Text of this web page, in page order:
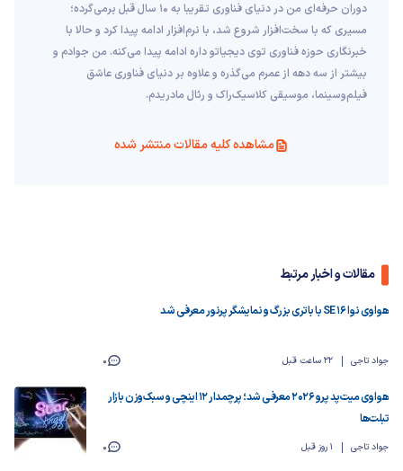
دوران حرفه‌ای من در دنیای فناوری تقریبا به ۱۰ سال قبل برمی‌گرده؛
مسیری که با سخت‌افزار شروع شد، با نرم‌افزار ادامه پیدا کرد و حالا با
خبرنگاری حوزه فناوری توی دیجیاتو داره ادامه پیدا می‌کنه. من جوادم و
بیشتر از سه دهه از عمرم می‌گذره و علاوه بر دنیای فناوری عاشق
فیلم‌و‌سینما، موسیقی کلاسیک‌راک و رئال مادریدم.
مشاهده کلیه مقالات منتشر شده
مقالات و اخبار مرتبط
هواوی نوا 16 SE با باتری بزرگ و نمایشگر پرنور معرفی شد
جواد تاجی 22 ساعت قبل 0
هواوی میت‌پد پرو 2026 معرفی شد؛ پرچمدار ۱۲ اینچی و سبک‌وزن بازار
تبلت‌ها
جواد تاجی 1 روز قبل 0